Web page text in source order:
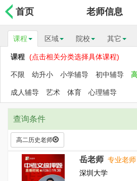
首页 老师信息
课程 区域 院校 其它
课程 (点击相关分类选择具体课程)
不限 幼升小 小学辅导 初中辅导
成人辅导 艺术 体育 心理辅导
查询条件
高二历史老师
岳老师 专业老师
深圳大学